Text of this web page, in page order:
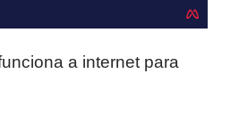
a internet para